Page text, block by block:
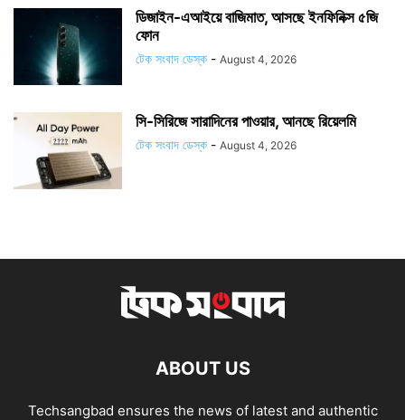
ডিজাইন-এআইয়ে বাজিমাত, আসছে ইনফিনিক্স ৫জি
ফোন
টেক সংবাদ ডেস্ক - August 4, 2026
সি-সিরিজে সারাদিনের পাওয়ার, আনছে রিয়েলমি
টেক সংবাদ ডেস্ক - August 4, 2026
ABOUT US
Techsangbad ensures the news of latest and authentic